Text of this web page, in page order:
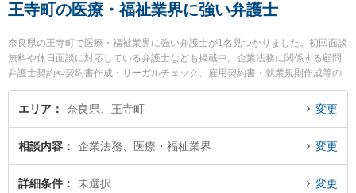
王寺町の医療・福祉業界に強い弁護士
奈良県の王寺町で医療・福祉業界に強い弁護士が1名見つかりました。初回面談
無料や休日面談に対応している弁護士なども掲載中。企業法務に関係する顧問
弁護士契約や契約書作成・リーガルチェック、雇用契約書・就業規則作成等の
細かな分野での絞り込み検索もでき便利です。特に桐山法律事務所の桐山 修一
弁護士のプロフィール情報や弁護士費用、強みなどが注目されています。『王
したい』『初回相談無料で医療・福祉業界を法律相談できる王寺町内の弁護士
に相談予約したい』などでお困りの相談者さんにおすすめです。
エリア 奈良県、王寺町 変更
相談内容 企業法務、医療・福祉業界 変更
詳細条件 未選択 変更